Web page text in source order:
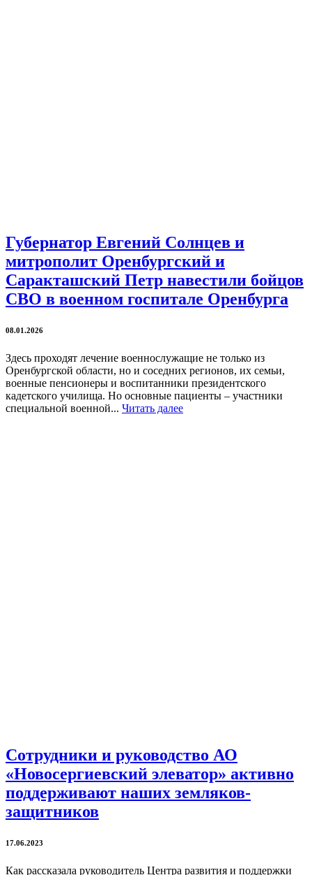
Губернатор Евгений Солнцев и
митрополит Оренбургский и
Саракташский Петр навестили бойцов
СВО в военном госпитале Оренбурга
08.01.2026
Здесь проходят лечение военнослужащие не только из
Оренбургской области, но и соседних регионов, их семьи,
военные пенсионеры и воспитанники президентского
кадетского училища. Но основные пациенты – участники
специальной военной... Читать далее
Сотрудники и руководство АО
«Новосергиевский элеватор» активно
поддерживают наших земляков-
защитников
17.06.2023
Как рассказала руководитель Центра развития и поддержки